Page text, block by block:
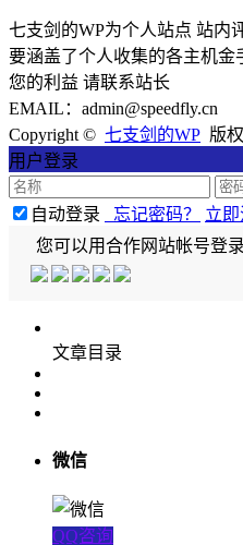
七支剑的WP为个人站点 站内
要涵盖了个人收集的各主机金
您的利益 请联系站长
EMAIL：admin@speedfly.cn
Copyright © 七支剑的WP 版
用户登录
自动登录 忘记密码？
立
您可以用合作网站帐号登
文章目录
微信
QQ咨询